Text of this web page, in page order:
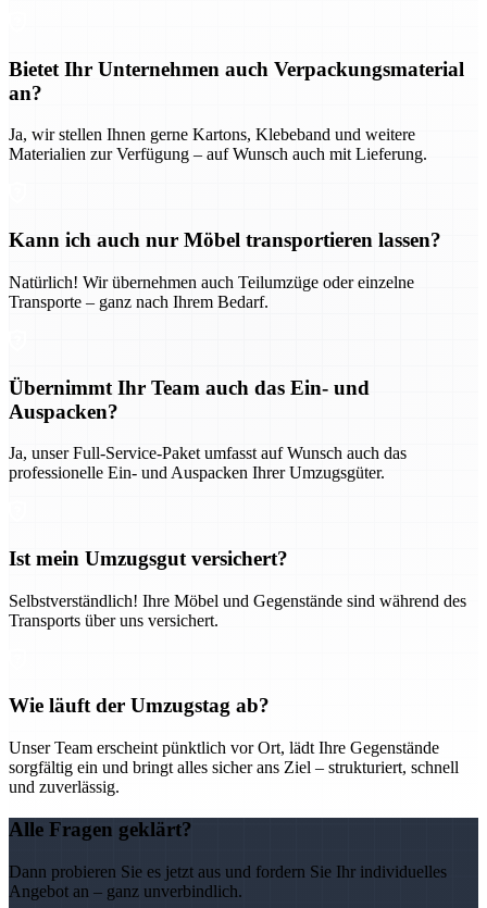
Bietet Ihr Unternehmen auch Verpackungsmaterial
an?
Ja, wir stellen Ihnen gerne Kartons, Klebeband und weitere
Materialien zur Verfügung – auf Wunsch auch mit Lieferung.
Kann ich auch nur Möbel transportieren lassen?
Natürlich! Wir übernehmen auch Teilumzüge oder einzelne
Transporte – ganz nach Ihrem Bedarf.
Übernimmt Ihr Team auch das Ein- und
Auspacken?
Ja, unser Full-Service-Paket umfasst auf Wunsch auch das
professionelle Ein- und Auspacken Ihrer Umzugsgüter.
Ist mein Umzugsgut versichert?
Selbstverständlich! Ihre Möbel und Gegenstände sind während des
Transports über uns versichert.
Wie läuft der Umzugstag ab?
Unser Team erscheint pünktlich vor Ort, lädt Ihre Gegenstände
sorgfältig ein und bringt alles sicher ans Ziel – strukturiert, schnell
und zuverlässig.
Alle Fragen geklärt?
Dann probieren Sie es jetzt aus und fordern Sie Ihr individuelles
Angebot an – ganz unverbindlich.